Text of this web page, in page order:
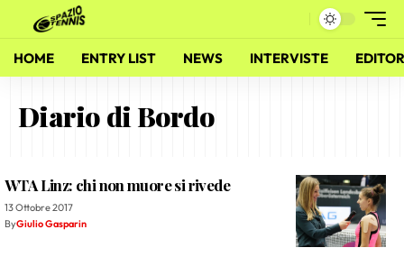
HOME ENTRY LIST NEWS INTERVISTE
Diario di Bordo
WTA Linz: chi non muore si rivede
13 Ottobre 2017
ByGiulio Gasparin